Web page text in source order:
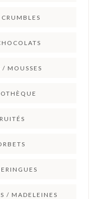
/ MOUSSES
/ MADELEINES